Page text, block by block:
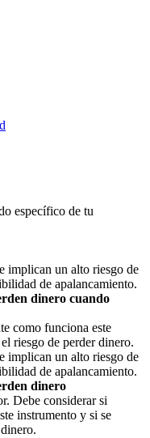
específico de tu
implican un alto riesgo de
de apalancamiento.
dinero cuando
como funciona este
riesgo de perder dinero.
implican un alto riesgo de
de apalancamiento.
dinero
Debe considerar si
instrumento y si se